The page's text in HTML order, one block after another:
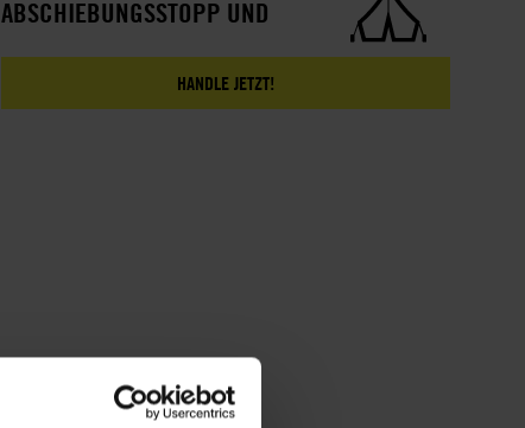
ABSCHIEBUNGSSTOPP UND
SCHUTZSUCHENDE
IRANER*INNEN!
HANDLE JETZT!